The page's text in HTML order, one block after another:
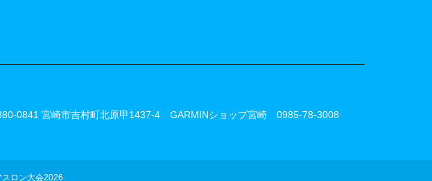
0841 宮崎市吉村町北原甲1437-4 GARMINショップ宮崎 0985-78-3008
ロン大会2026